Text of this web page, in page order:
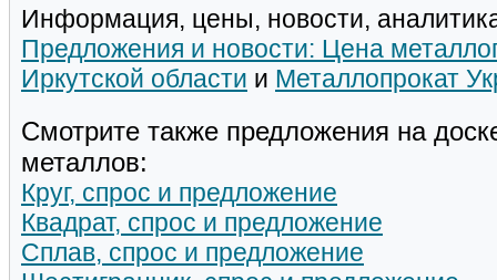
Информация, цены, новости,
Предложения и новости: Цена
Иркутской области и Металлопрокат
Смотрите также предложения на
металлов:
Круг, спрос и предложение
Квадрат, спрос и предложение
Сплав, спрос и предложение